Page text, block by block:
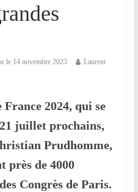
le 14 novembre 2023
Laurent
2024, qui se
juillet prochains,
Prudhomme,
près de 4000
Congrès de Paris.